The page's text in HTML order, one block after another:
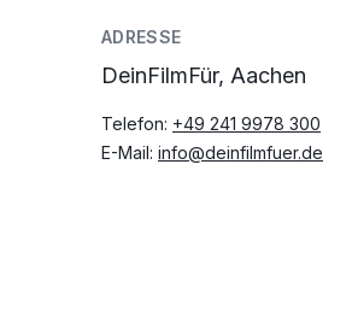
ADRESSE
DeinFilmFür, Aachen
Telefon: +49 241 9978 300
E-Mail: info@deinfilmfuer.de